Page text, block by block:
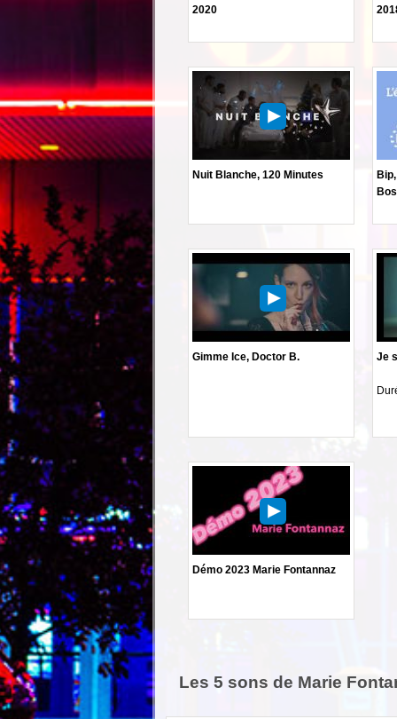
2020
Nuit Blanche, 120 Minutes
Gimme Ice, Doctor B. Je
Démo 2023 Marie Fontannaz
Les 5 sons de Marie